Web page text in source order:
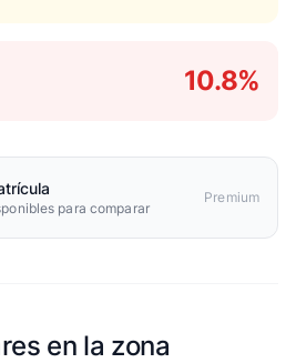
10.8%
para comparar
Premium
en la zona